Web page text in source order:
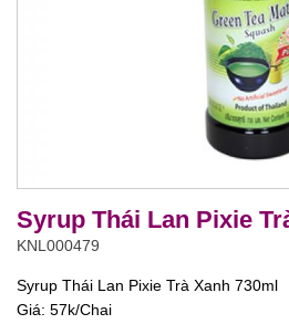
Syrup Thái Lan Pixie
KNL000479
Syrup Thái Lan Pixie Trà Xanh 730ml
Giá: 57k/Chai